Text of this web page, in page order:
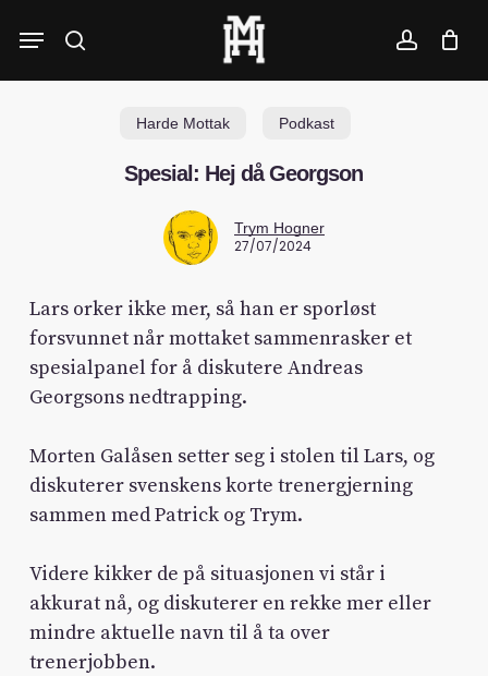
search account
Menu
Harde Mottak Podkast
Spesial: Hej då Georgson
Trym Hogner
27/07/2024
Lars orker ikke mer, så han er sporløst
forsvunnet når mottaket sammenrasker et
spesialpanel for å diskutere Andreas
Georgsons nedtrapping.
Morten Galåsen setter seg i stolen til Lars, og
diskuterer svenskens korte trenergjerning
sammen med Patrick og Trym.
Videre kikker de på situasjonen vi står i
akkurat nå, og diskuterer en rekke mer eller
mindre aktuelle navn til å ta over
trenerjobben.